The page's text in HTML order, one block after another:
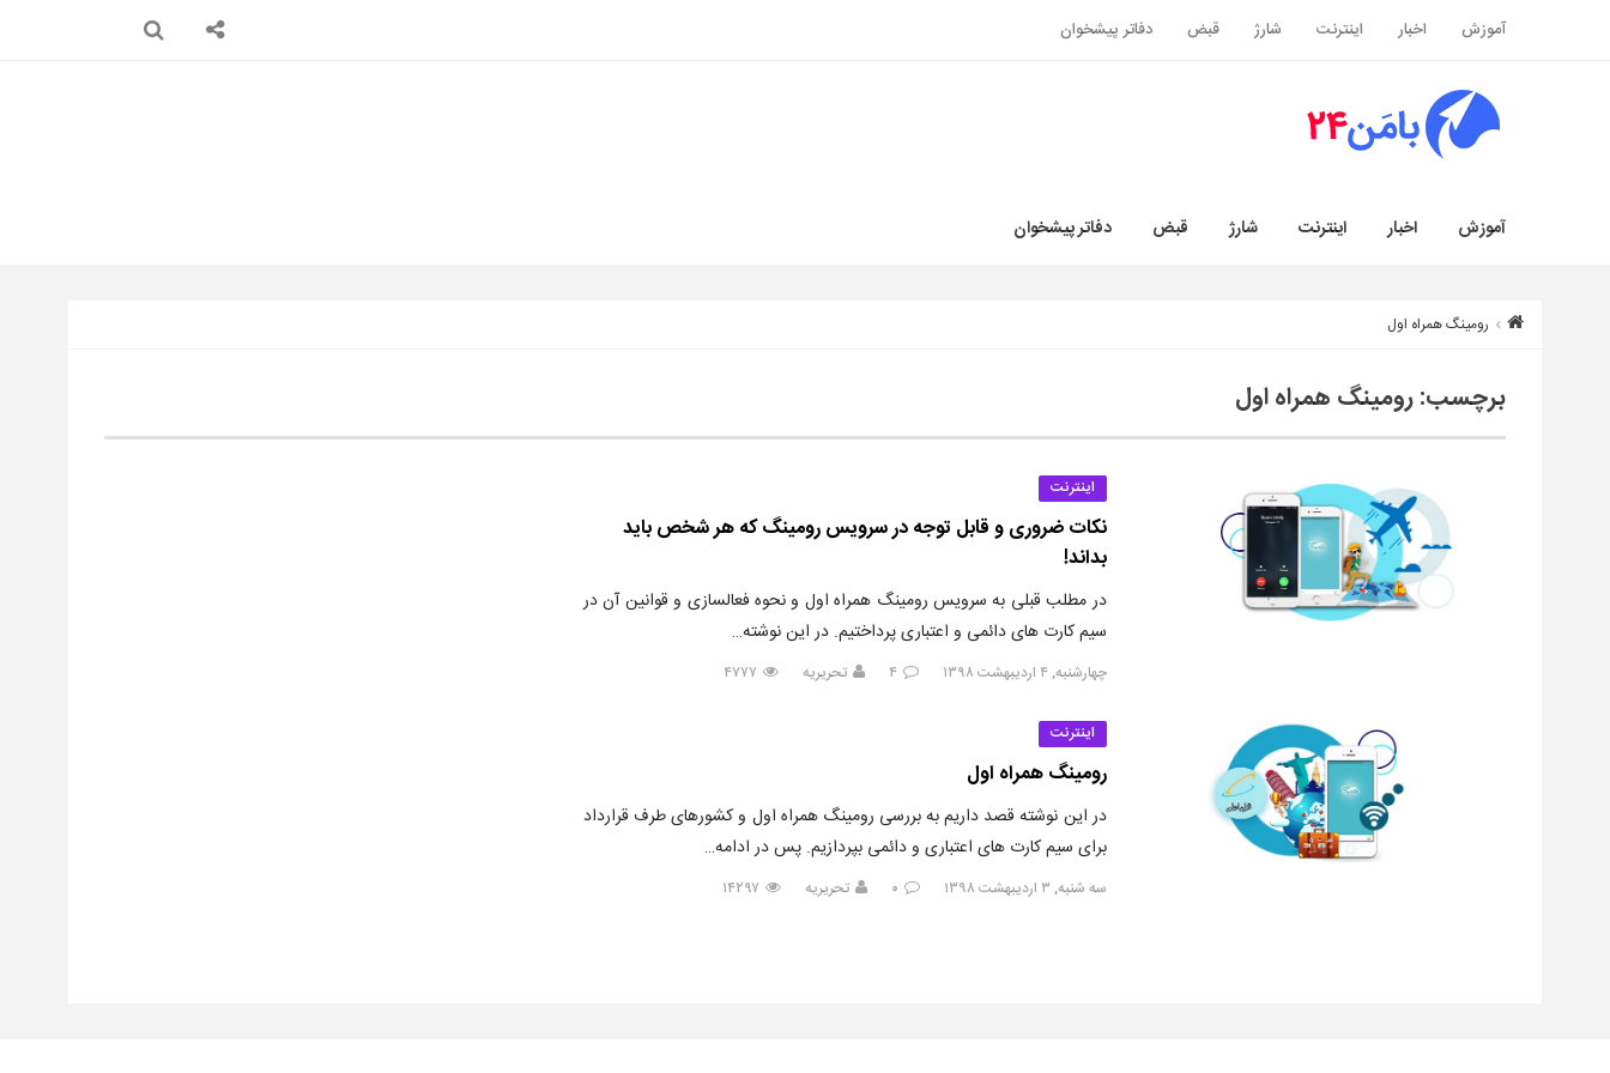
آموزش اخبار اینترنت شارژ قبض دفاتر پیشخوان
آموزش اخبار اینترنت شارژ قبض دفاتر پیشخوان
رومینگ همراه اول
برچسب:رومینگ همراه اول
اینترنت
نکات ضروری و قابل توجه در سرویس رومینگ که هر شخص باید
بداند!
در مطلب قبلی به سرویس رومینگ همراه اول و نحوه فعالسازی و قوانین آن در
سیم کارت های دائمی و اعتباری پرداختیم. در این نوشته…
چهارشنبه, ۴ اردیبهشت ۱۳۹۸ ۴ تحریریه ۴۷۷۷
اینترنت
رومینگ همراه اول
در این نوشته قصد داریم به بررسی رومینگ همراه اول و کشورهای طرف قرارداد
برای سیم کارت های اعتباری و دائمی بپردازیم. پس در ادامه…
سه شنبه, ۳ اردیبهشت ۱۳۹۸ ۰ تحریریه ۱۴۲۹۷